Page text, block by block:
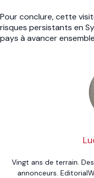
Pour conclure, cette
risques persistants en
pays à avancer
Vingt ans de terrain.
annonceurs.